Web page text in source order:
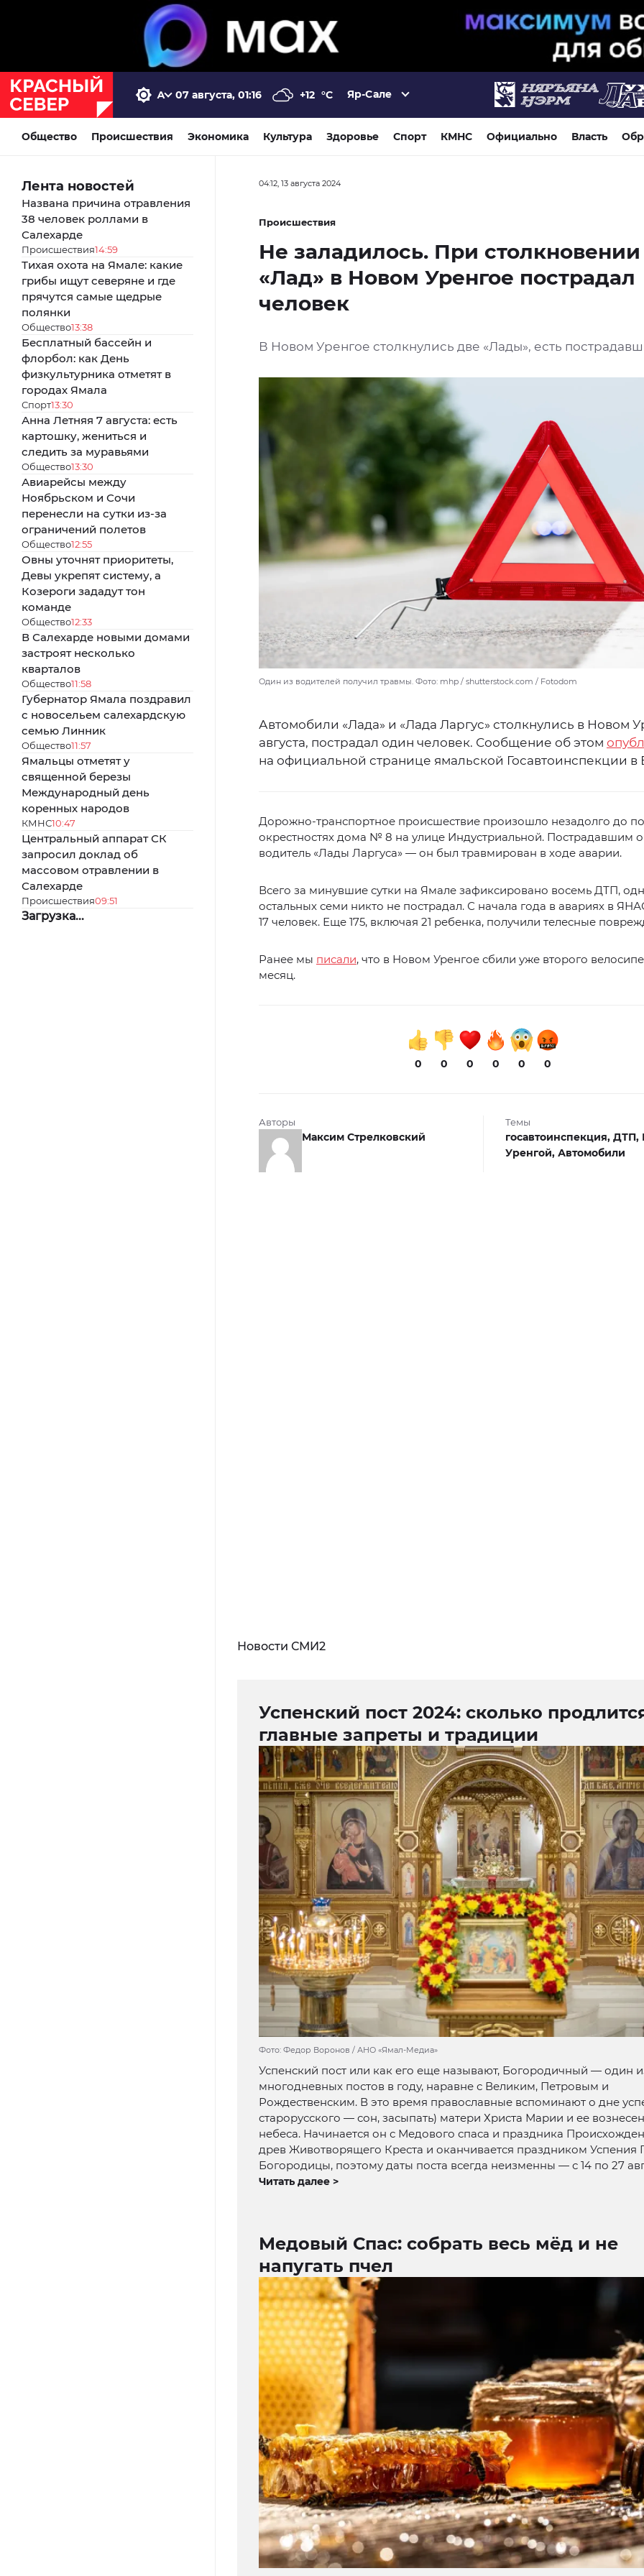
07 августа, 01:16 +12 °C Яр-Сале
Общество Происшествия Экономика Культура Здоровье Спорт КМНС Официально Власть
Лента новостей
Названа причина отравления
38 человек роллами в
Салехарде
Происшествия14:59
Тихая охота на Ямале: какие
грибы ищут северяне и где
прячутся самые щедрые
полянки
Общество13:38
Бесплатный бассейн и
флорбол: как День
физкультурника отметят в
городах Ямала
Спорт13:30
Анна Летняя 7 августа: есть
картошку, жениться и
следить за муравьями
Общество13:30
Авиарейсы между
Ноябрьском и Сочи
перенесли на сутки из-за
ограничений полетов
Общество12:55
Овны уточнят приоритеты,
Девы укрепят систему, а
Козероги зададут тон
команде
Общество12:33
В Салехарде новыми домами
застроят несколько
кварталов
Общество11:58
Губернатор Ямала поздравил
с новосельем салехардскую
семью Линник
Общество11:57
Ямальцы отметят у
священной березы
Международный день
коренных народов
КМНС10:47
Центральный аппарат СК
запросил доклад об
массовом отравлении в
Салехарде
Происшествия09:51
Загрузка...
04:12, 13 августа 2024
Происшествия
Не заладилось. При столкновении
«Лад» в Новом Уренгое пострадал
человек
В Новом Уренгое столкнулись две «Лады», есть
Один из водителей получил травмы. Фото: mhp / shutterstock.com / Fotodom
Автомобили «Лада» и «Лада Ларгус» столкнулись в Новом
августа, пострадал один человек. Сообщение об этом
на официальной странице ямальской Госавтоинспекции в
Дорожно-транспортное происшествие произошло незадолго до
окрестностях дома № 8 на улице Индустриальной. Пострадавшим
водитель «Лады Ларгуса» — он был травмирован в ходе аварии.
Всего за минувшие сутки на Ямале зафиксировано восемь ДТП,
остальных семи никто не пострадал. С начала года в авариях в
17 человек. Еще 175, включая 21 ребенка, получили телесные
Ранее мы писали, что в Новом Уренгое сбили уже второго
месяц.
0 0 0 0 0 0
Авторы
Максим Стрелковский
Темы
госавтоинспекция, ДТП,
Уренгой, Автомобили
Новости СМИ2
Успенский пост 2024: сколько
главные запреты и традиции
Фото: Федор Воронов / АНО «Ямал-Медиа»
Успенский пост или как его еще называют, Богородичный — один
многодневных постов в году, наравне с Великим, Петровым и
Рождественским. В это время православные вспоминают о дне
старорусского — сон, засыпать) матери Христа Марии и ее
небеса. Начинается он с Медового спаса и праздника
древ Животворящего Креста и оканчивается праздником Успения
Богородицы, поэтому даты поста всегда неизменны — с 14 по 27
Читать далее >
Медовый Спас: собрать весь мёд и не
напугать пчел